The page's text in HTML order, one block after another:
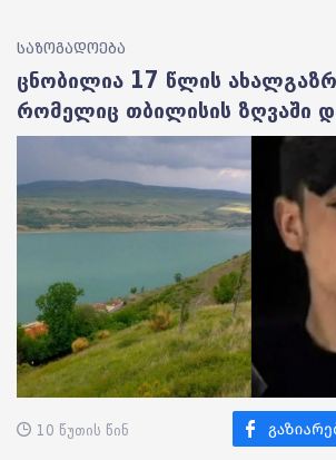
საზოგადოება
ცნობილია 17 წლის
რომელიც თბილისის ზღვაში
10 წუთის წინ